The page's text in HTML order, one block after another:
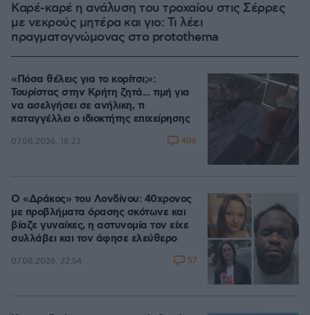
Καρέ-καρέ η ανάλυση του τροχαίου στις Σέρρες
με νεκρούς μητέρα και γιο: Τι λέει
πραγματογνώμονας στο protothema
«Πόσα θέλεις για το κορίτσι;»:
Τουρίστας στην Κρήτη ζητά... τιμή για
να ασελγήσει σε ανήλικη, τι
καταγγέλλει ο ιδιοκτήτης επιχείρησης
07.08.2026, 18:22 406
Ο «Δράκος» του Λονδίνου: 40χρονος
με προβλήματα όρασης σκότωνε και
βίαζε γυναίκες, η αστυνομία τον είχε
συλλάβει και τον άφησε ελεύθερο
07.08.2026, 22:54 57